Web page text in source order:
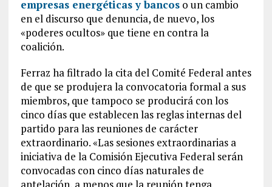
empresas energéticas y bancoso un cambio
en el discurso que denuncia, de nuevo, los
«poderes ocultos» que tiene en contra la
coalición.
Ferraz ha filtrado la cita del Comité Federal antes
de que se produjera la convocatoria formal a sus
miembros, que tampoco se producirá con los
cinco días que establecen las reglas internas del
partido para las reuniones de carácter
extraordinario. «Las sesiones extraordinarias a
iniciativa de la Comisión Ejecutiva Federal serán
convocadas con cinco días naturales de